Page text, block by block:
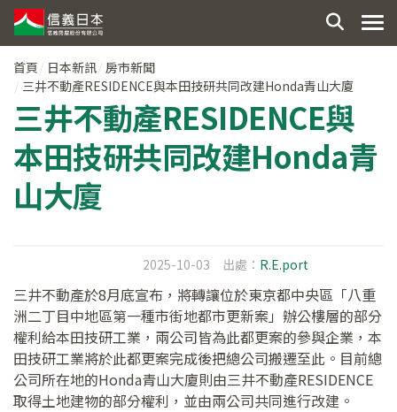
首頁 日本新訊 房市新聞
三井不動產RESIDENCE與本田技研共同改建Honda青山大廈
三井不動產RESIDENCE與
本田技研共同改建Honda青
山大廈
2025-10-03 出處： R.E.port
三井不動產於8月底宣布，將轉讓位於東京都中央區「八重
洲二丁目中地區第一種市街地都市更新案」辦公樓層的部分
權利給本田技研工業，兩公司皆為此都更案的參與企業，本
田技研工業將於此都更案完成後把總公司搬遷至此。目前總
公司所在地的Honda青山大廈則由三井不動產RESIDENCE
取得土地建物的部分權利，並由兩公司共同進行改建。